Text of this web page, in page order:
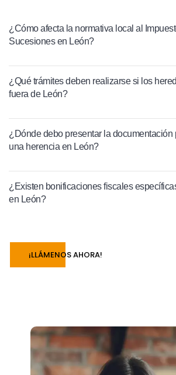
¿Cómo afecta la normativa local al
Sucesiones en León?
¿Qué trámites deben realizarse si los
fuera de León?
¿Dónde debo presentar la documentación
una herencia en León?
¿Existen bonificaciones fiscales
en León?
¡LLÁMENOS AHORA!